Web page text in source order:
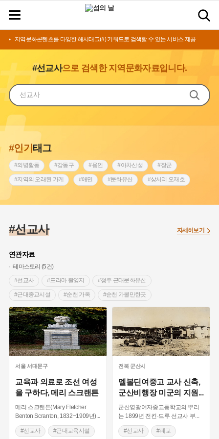
지역문화콘텐츠를 다양한 해시태그(#) 키워드로 검색할 수 있는 서비스 제공
#선교사으로 검색한 지역문화자료입니다.
#인기태그
#의병활동 #강동구 #용인 #아차산성 #장군
#지역의 오래된 가게 #애민 #문화유산 #상서리 오재호
#허준 #28독립선언 #지명유래
#여성독립운동가
#백년가게
#단지 #설화 #인물설화 #대한애국부인회
#고구마 #김마리아 #바위설화 #인천
#강진 #블루리본 #전설 #조선시대 문신
#여성 독립운동가 #지역의 설화 #성곽 #어린이역사콘텐츠
#내시 #내성 #먼우금 #징채 #제주도설화 #영산강
#대한민국임시정부 #강서구 #마을 #종로구 #노원구
#부산 #염전 #용인의 전설
#경기도설화 #남자현 #한의학 #동화 #임시의정원
#황해도 #산성 #박물관 #공예품 #영산포
#선교사
연관자료
테마스토리 (5건)
#선교사
#드라마 촬영지 #청주 근대문화유산
#근대종교시설 #순천 가옥 #순천 가볼만한곳
#광주 가볼만한곳 #영화 촬영지 #근대교육시설
#의료원 #폐교 #근대교육 #여성교육
#구암동산 #멜볼딘여학교 #기독교계
#테니스부 #성당 #안성가볼만한곳
#경기도근대문화
#충청도근대문화 #음성근대문화
#우리나라의성당 #음성가볼만한곳
#청주가볼만한곳 #청주근대문화 #순천근대문화
#전라도근대문화 #안정복 #최봉항
자세히보기
서울서대문구
교육과 의료로 조선 여성
을 구하다, 메리 스크랜튼
메리 스크랜튼(Mary Fletcher
Benton Scranton, 1832~1909년)
#선교사 #근대교육시설
전북 군산시
멜볼딘여중고 교사 신축,
군산비행장 미군의 지원 ...
군산영광여자중고등학교의 뿌리
는 1899년 전킨·드루 선교사 부
#선교사 #폐교